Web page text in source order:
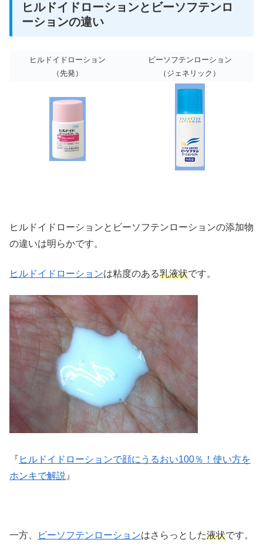
ヒルドイドローションとビーソフテンロ
ーションの違い
ヒルドイドローション
（先発）
ビーソフテンローション
（ジェネリック）
ヒルドイドローションとビーソフテンローションの添加物
の違いは明らかです。
ヒルドイドローションは粘度のある乳液状です。
『 ヒルドイドローションで顔にうるおい100％！使い方を
ホンキで解説 』
一方、 ビーソフテンローションはさらっとした液状です。